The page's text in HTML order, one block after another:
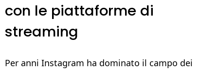
con le piattaforme di
streaming
Per anni Instagram ha dominato il campo dei